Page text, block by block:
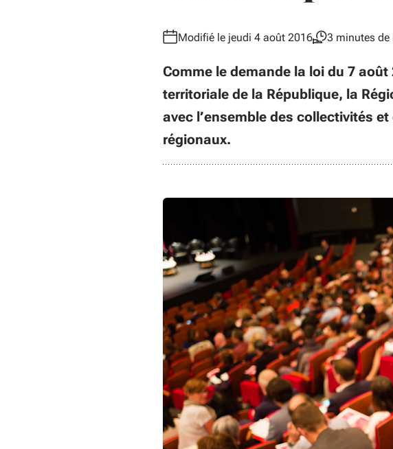
Modifié le jeudi 4 août 2016 3 minutes de
Comme le demande la loi du 7
territoriale de la République, la
avec l’ensemble des collectivités
régionaux.